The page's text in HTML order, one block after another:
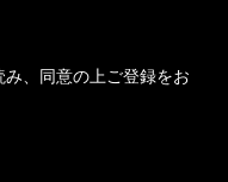
み、同意の上ご登録をお